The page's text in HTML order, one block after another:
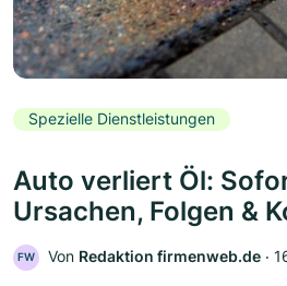
Spezielle Dienstleistungen
Auto verliert Öl:
Ursachen, Folgen &
FW Von Redaktion firmenweb.de ‧